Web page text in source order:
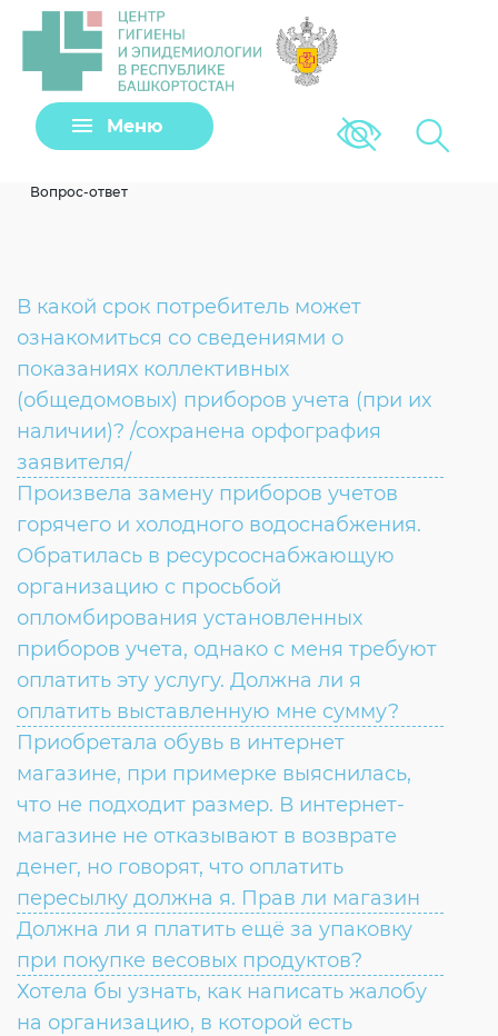
Меню Версия для
Вопрос-ответ
В какой срок потребитель может
ознакомиться со сведениями о
показаниях коллективных
(общедомовых) приборов учета (при их
наличии)? /сохранена орфография
заявителя/
Произвела замену приборов учетов
горячего и холодного водоснабжения.
Обратилась в ресурсоснабжающую
организацию с просьбой
опломбирования установленных
приборов учета, однако с меня требуют
оплатить эту услугу. Должна ли я
оплатить выставленную мне сумму?
Приобретала обувь в интернет
магазине, при примерке выяснилась,
что не подходит размер. В интернет-
магазине не отказывают в возврате
денег, но говорят, что оплатить
пересылку должна я. Прав ли магазин
Должна ли я платить ещё за упаковку
при покупке весовых продуктов?
Хотела бы узнать, как написать жалобу
на организацию, в которой есть
Задать вопрос
Клещи
Загрузить файл
Согласие на обработку личных данных
Введите слово с картинки